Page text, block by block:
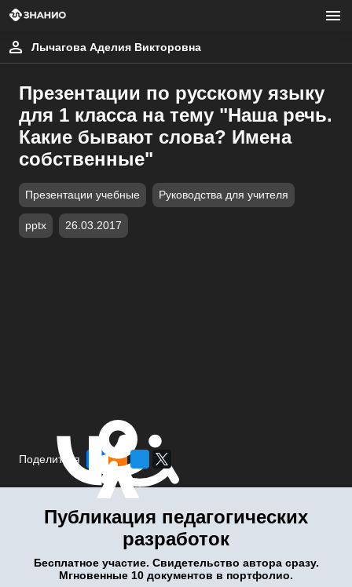
Лычагова Аделия Викторовна
Презентации по русскому языку
для 1 класса на тему "Наша речь.
Какие бывают слова? Имена
собственные"
Презентации учебные Руководства для учителя
pptx 26.03.2017
Поделиться
Публикация педагогических
разработок
Бесплатное участие. Свидетельство автора сразу.
Мгновенные 10 документов в портфолио.